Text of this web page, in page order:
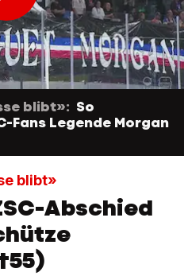
blibt»: So
Fans Legende Morgan
blibt»
Abschied